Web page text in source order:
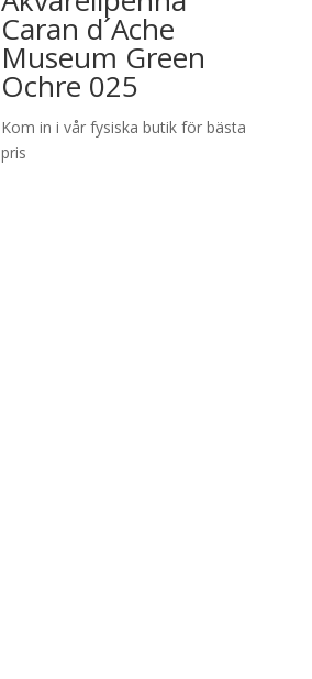
Caran d´Ache
Museum Green
Ochre 025
Kom in i vår fysiska butik för bästa
pris